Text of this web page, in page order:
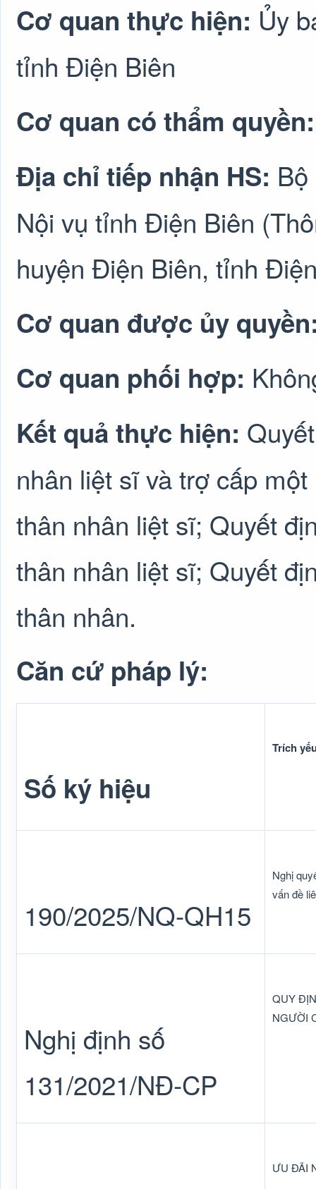
Cơ quan thực hiện: Ủy
tỉnh Điện Biên
Cơ quan có thẩm
Địa chỉ tiếp nhận HS:
Nội vụ tỉnh Điện Biên
huyện Điện Biên, tỉnh
Cơ quan được ủy
Cơ quan phối hợp:
Kết quả thực hiện:
nhân liệt sĩ và trợ cấp
thân nhân liệt sĩ; Quyết
thân nhân liệt sĩ; Quyết
thân nhân.
Căn cứ pháp lý:
Số ký hiệu
Trích
190/2025/NQ-QH15
Nghị
vấn đề
Nghị định số
131/2021/NĐ-CP
QUY
NGƯỜI
ƯU ĐÃI